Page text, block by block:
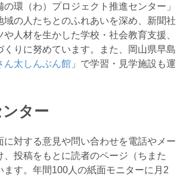
環（わ）プロジェクト推進センター」
域の人たちとのふれあいを深め、新聞社
人材を生かした学校・社会教育支援、
くりに努めています。また、岡山県早島
ん太しんぶん館 」で学習・見学施設も運
ター
対する意見や問い合わせを電話やメー
、投稿をもとに読者のページ（ちまた
ます。年間100人の紙面モニターに月2